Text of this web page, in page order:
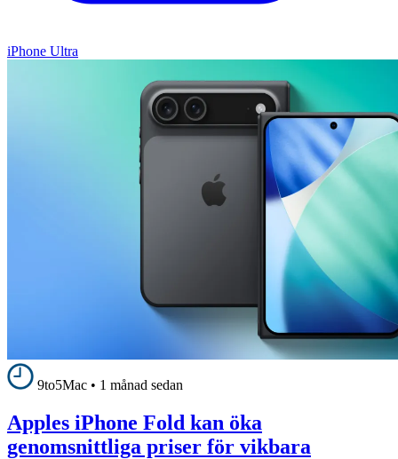
iPhone Ultra
9to5Mac • 1 månad sedan
Apples iPhone Fold kan öka
genomsnittliga priser för vikbara